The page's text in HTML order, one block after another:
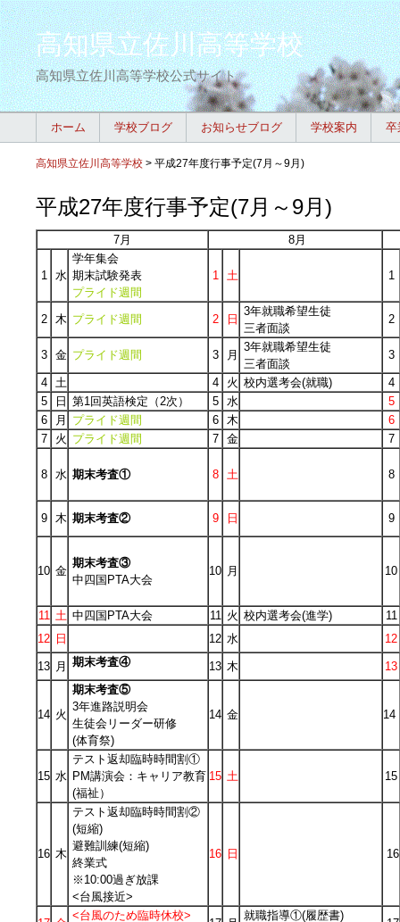
高知県立佐川高等学校
高知県立佐川高等学校公式サイト
ホーム 学校ブログ お知らせブログ 学校案内 卒
高知県立佐川高等学校 > 平成27年度行事予定(7月～9月)
平成27年度行事予定(7月～9月)
7月 8月
1 水
学年集会
期末試験発表
プライド週間
1 土 1
2 木 プライド週間 2 日
3年就職希望生徒
三者面談
2
3 金 プライド週間 3 月
3年就職希望生徒
三者面談
3
4 土 4 火 校内選考会(就職)
4
5
日 第1回英語検定（2次） 5 水
5
6
月 プライド週間 6 木
6
7
火 プライド週間 7 金 7
8 水 期末考査① 8 土 8
9 木 期末考査② 9 日 9
10 金
期末考査③
中四国PTA大会
10 月 10
11 土 中四国PTA大会 11 火 校内選考会(進学)
11
12 日 12 水 12
13 月 期末考査④ 13 木 13
14 火
期末考査⑤
3年進路説明会
生徒会リーダー研修
(体育祭)
14 金 14
15 水
テスト返却臨時時間割①
PM講演会：キャリア教育
(福祉）
15 土 15
16 木
テスト返却臨時時間割②
(短縮)
避難訓練(短縮)
終業式
※10:00過ぎ放課
<台風接近>
16 日 16
<台風のため臨時休校>
就職指導①(履歴書)